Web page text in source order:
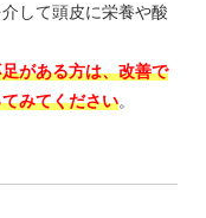
して頭皮に栄養や酸
がある方は、改善で
みてください。